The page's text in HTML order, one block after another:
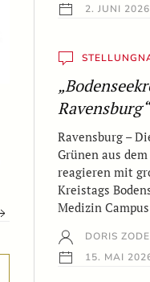
2. JUNI 2026
Ravensburg“
Ravensburg –
Grünen aus
reagieren mit
Kreistags
Medizin
DORIS
15. MAI